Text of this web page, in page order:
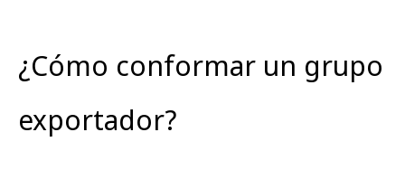
¿Cómo conformar un grupo
exportador?